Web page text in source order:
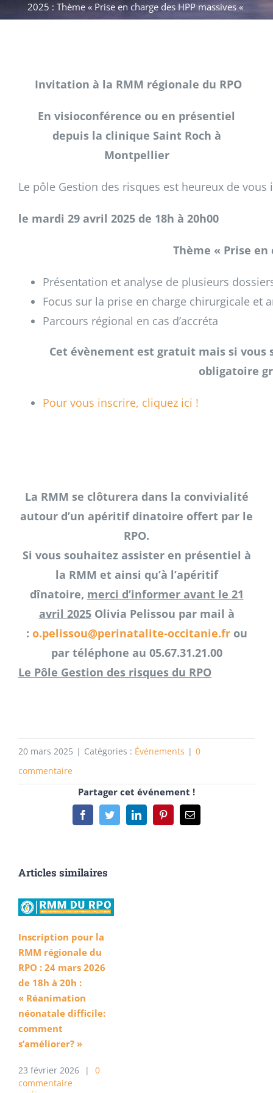
2025 : Thème « Prise en charge des HPP massives «
Invitation à la RMM régionale du RPO
En visioconférence ou en présentiel
depuis la clinique Saint Roch à
Montpellier
Le pôle Gestion des risques est heureux de
le mardi 29 avril 2025 de 18h à 20h00
Thème « Prise en
Présentation et analyse de plusieurs
Focus sur la prise en charge chirurgicale et
Parcours régional en cas d’accréta
Cet évènement est gratuit mais si
obligatoire
Pour vous inscrire, cliquez ici !
La RMM se clôturera dans la convivialité
autour d’un apéritif dinatoire offert par le
RPO.
Si vous souhaitez assister en présentiel à
la RMM et ainsi qu’à l’apéritif
dînatoire, merci d’informer avant le 21
avril 2025Olivia Pelissou par mail à
: o.pelissou@perinatalite-occitanie.frou
par téléphone au 05.67.31.21.00
Le Pôle Gestion des risques du RPO
20 mars 2025 | Catégories : Événements | 0
commentaire
Partager cet événement !
FacebookTwitterLinkedInPinterestEmail
Articles similaires
Inscription pour la
RMM régionale du
RPO : 24 mars 2026
de 18h à 20h :
« Réanimation
néonatale difficile:
comment
s’améliorer? »
23 février 2026 |
0
commentaire